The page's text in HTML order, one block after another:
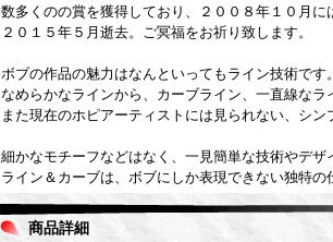
数多くのの賞を獲得しており、２００８年１０月に
２０１５年５月逝去。ご冥福をお祈り致します。
ボブの作品の魅力はなんといってもライン技術です。
なめらかなラインから、カーブライン、一直線なラ
また現在のホピアーティストには見られない、シン
細かなモチーフなどはなく、一見簡単な技術やデザ
ライン＆カーブは、ボブにしか表現できない独特の
商品詳細